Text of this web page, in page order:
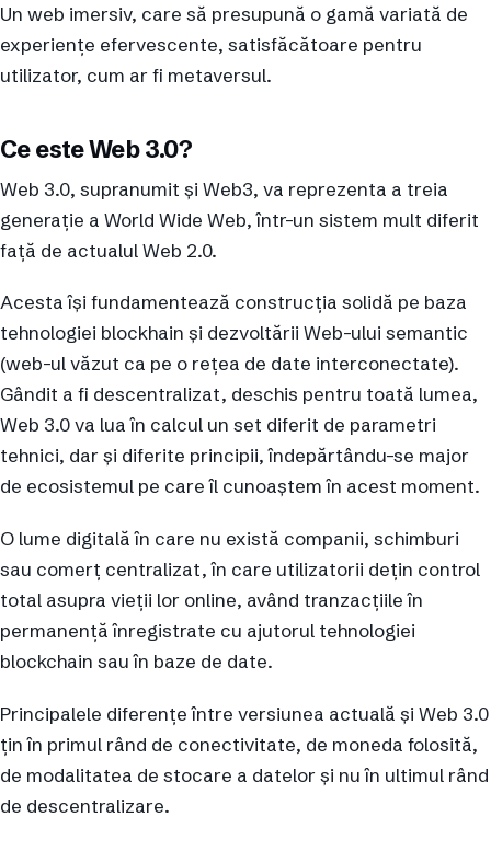
Un web imersiv, care să presupună o gamă variată de
experiențe efervescente, satisfăcătoare pentru
utilizator, cum ar fi metaversul.
Ce este Web 3.0?
Web 3.0, supranumit și Web3, va reprezenta a treia
generație a World Wide Web, într-un sistem mult diferit
față de actualul Web 2.0.
Acesta își fundamentează construcția solidă pe baza
tehnologiei blockhain și dezvoltării Web-ului semantic
(web-ul văzut ca pe o rețea de date interconectate).
Gândit a fi descentralizat, deschis pentru toată lumea,
Web 3.0 va lua în calcul un set diferit de parametri
tehnici, dar și diferite principii, îndepărtându-se major
de ecosistemul pe care îl cunoaștem în acest moment.
O lume digitală în care nu există companii, schimburi
sau comerț centralizat, în care utilizatorii dețin control
total asupra vieții lor online, având tranzacțiile în
permanență înregistrate cu ajutorul tehnologiei
blockchain sau în baze de date.
Principalele diferențe între versiunea actuală și Web 3.0
țin în primul rând de conectivitate, de moneda folosită,
de modalitatea de stocare a datelor și nu în ultimul rând
de descentralizare.